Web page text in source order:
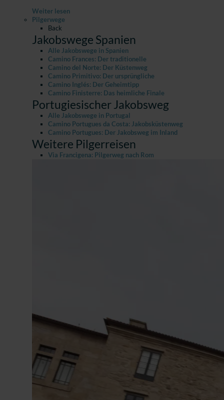
Weiter lesen
Pilgerwege
Back
Jakobswege Spanien
Alle Jakobswege in Spanien
Camino Frances: Der traditionelle
Camino del Norte: Der Küstenweg
Camino Primitivo: Der ursprüngliche
Camino Inglés: Der Geheimtipp
Camino Finisterre: Das heimliche Finale
Portugiesischer Jakobsweg
Alle Jakobswege in Portugal
Camino Portugues da Costa: Jakobsküstenweg
Camino Portugues: Der Jakobsweg im Inland
Weitere Pilgerreisen
Via Francigena: Pilgerweg nach Rom